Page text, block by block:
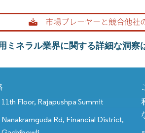
ミネラル業界に関する詳細な洞
11th Floor, Rajapushpa Summit
Nanakramguda Rd, Financial District,